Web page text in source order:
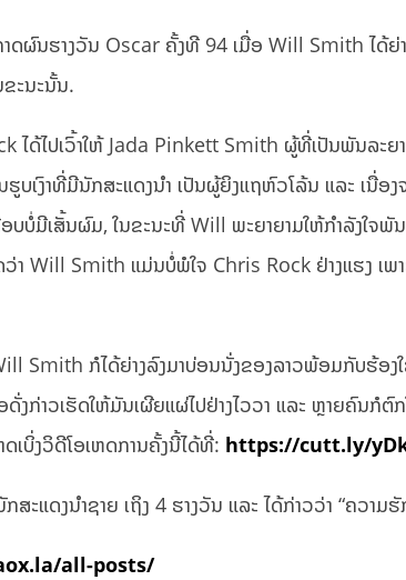
ດຜົນຮາງວັນ Oscar ຄັ້ງທີ 94 ເມື່ອ Will Smith ໄດ້ຍ່
ະນະນັ້ນ.
ໄດ້ໄປເວົ້າໃຫ້ Jada Pinkett Smith ຜູ້ທີ່ເປັນພັນລະ
ນຮູບເງົາທີ່ມີນັກສະແດງນຳ ເປັນຜູ້ຍິງແຖຫົວໂລ້ນ ແລະ ເນື່
ບໍ່ມີເສັ້ນຜົມ, ໃນຂະນະທີ່ Will ພະຍາຍາມໃຫ້ກຳລັງໃຈພັ
Will Smith ແມ່ນບໍ່ພໍໃຈ Chris Rock ຢ່າງແຮງ ເພາ
ກໍໄດ້ຍ່າງລົງມາບ່ອນນັ່ງຂອງລາວພ້ອມກັບຮ້ອງໃ
ງກ່າວເຮັດໃຫ້ມັນເຜີຍແຜ່ໄປຢ່າງໄວວາ ແລະ ຫຼາຍຄົນກໍຕົ
ເບິ່ງວິດີໂອເຫດການຄັ້ງນີ້ໄດ້ທີ່: https://cutt.ly/
ດງນຳຊາຍ ເຖິງ 4 ຮາງວັນ ແລະ ໄດ້ກ່າວວ່າ “ຄວາມຮັກ
all-posts/